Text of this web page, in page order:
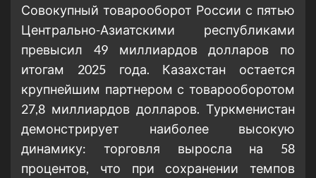
Совокупный товарооборот России с пятью
Центрально-Азиатскими республиками
превысил 49 миллиардов долларов по
итогам 2025 года. Казахстан остается
крупнейшим партнером с товарооборотом
27,8 миллиардов долларов. Туркменистан
демонстрирует наиболее высокую
динамику: торговля выросла на 58
процентов, что при сохранении темпов